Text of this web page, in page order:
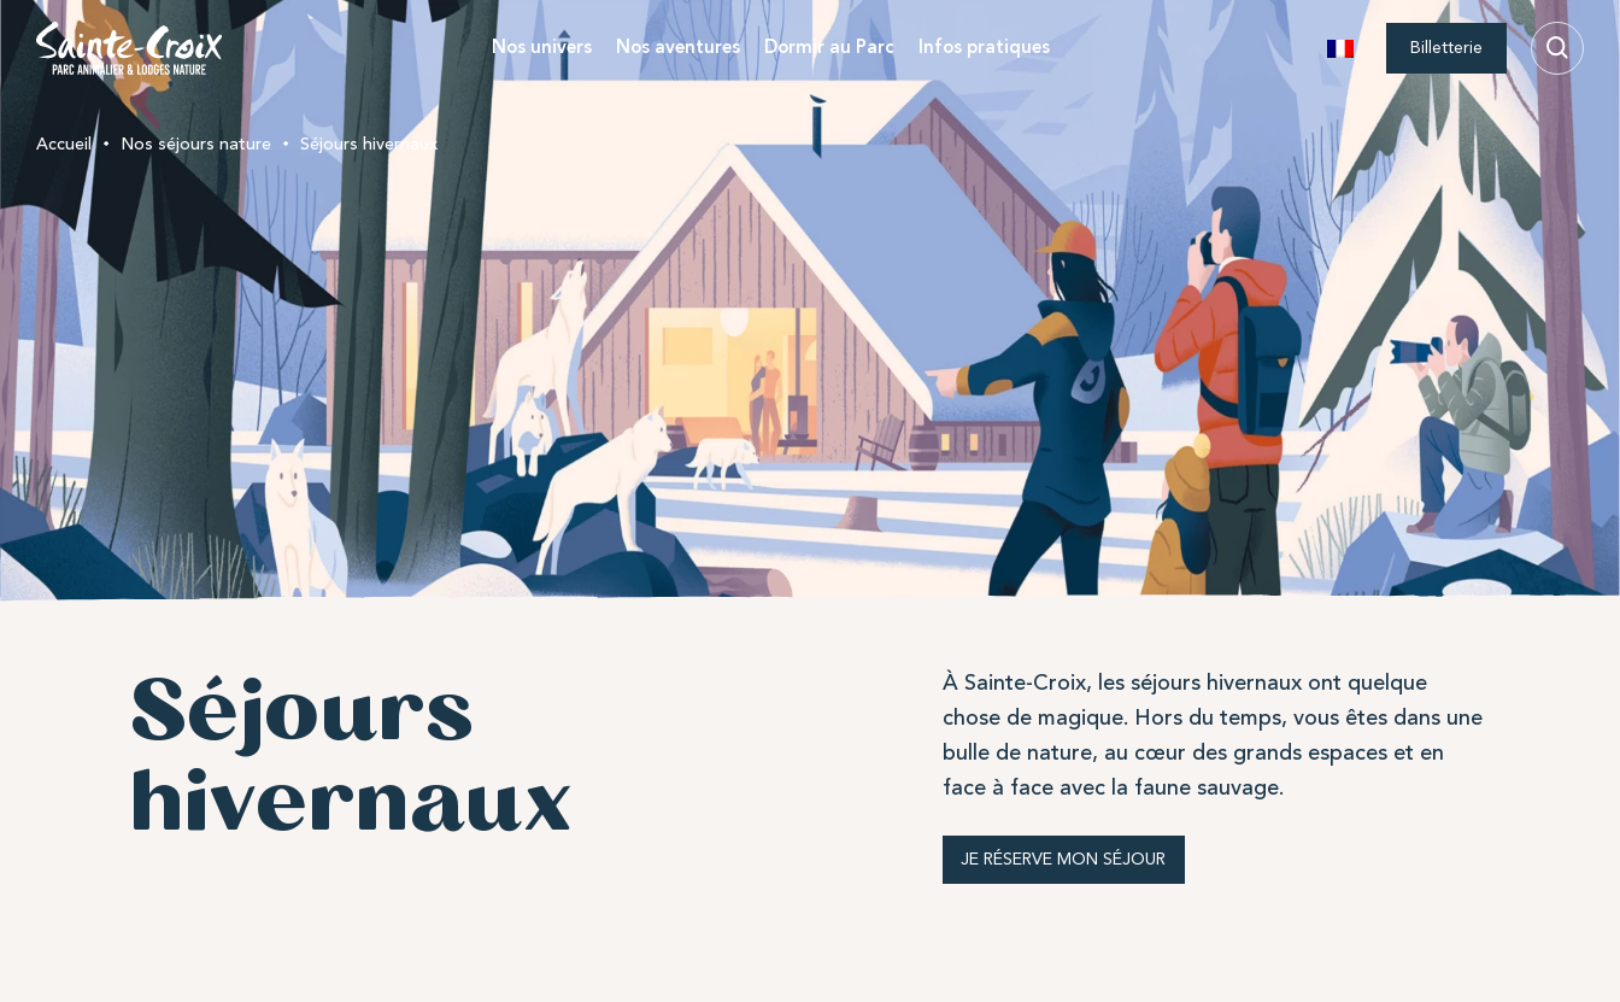
Nos univers Nos aventures Dormir au Parc Infos pratiques Billetterie
Accueil Nos séjours nature Séjours hivernaux
Séjours
hivernaux
À Sainte-Croix, les séjours hivernaux ont quelque
chose de magique. Hors du temps, vous êtes dans une
bulle de nature, au cœur des grands espaces et en
face à face avec la faune sauvage.
JE RÉSERVE MON SÉJOUR